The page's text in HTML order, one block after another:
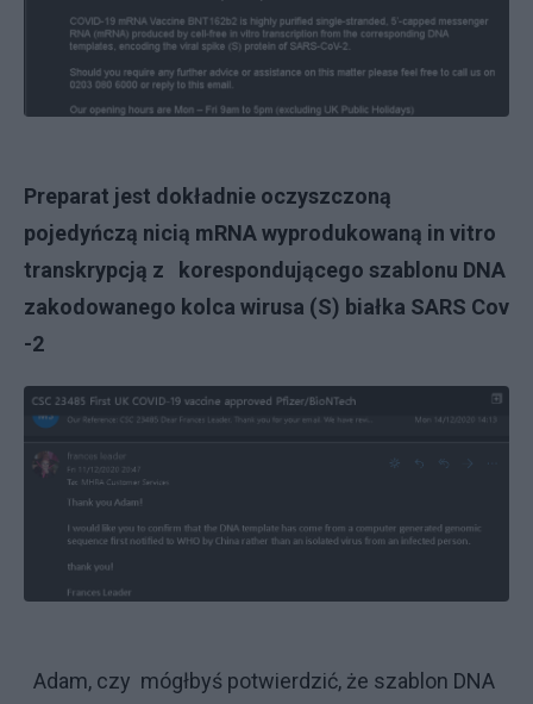
Preparat jest dokładnie oczyszczoną
pojedyńczą nicią mRNA wyprodukowaną in vitro
transkrypcją z korespondującego szablonu DNA
zakodowanego kolca wirusa (S) białka SARS Cov
-2
Adam, czy mógłbyś potwierdzić, że szablon DNA